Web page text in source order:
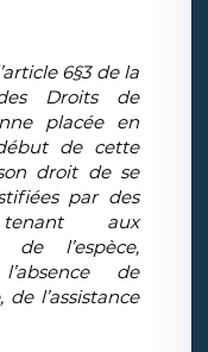
6§3 de la
Droits de
placée en
de cette
droit de se
par des
aux
de l’espèce,
de
l’assistance